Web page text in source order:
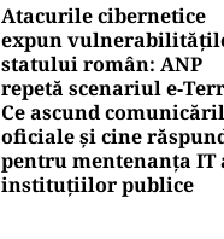
Atacurile cibernetice
expun
statului român: ANP
repetă scenariul
Ce ascund
oficiale și cine
pentru mentenanța IT
instituțiilor publice